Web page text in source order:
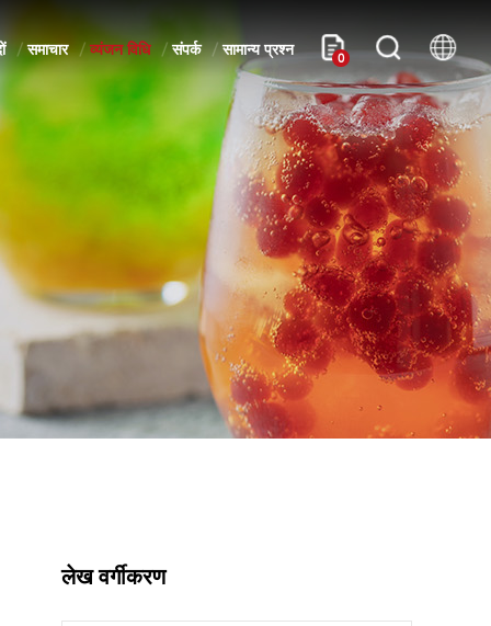
समाचार व्यंजन विधि संपर्क सामान्य प्रश्न 0
लेख वर्गीकरण